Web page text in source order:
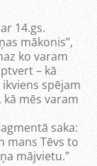
14.gs.
mākonis”,
ko varam
– kā
spējam
mēs varam
saka:
mans Tēvs to
mājvietu.”